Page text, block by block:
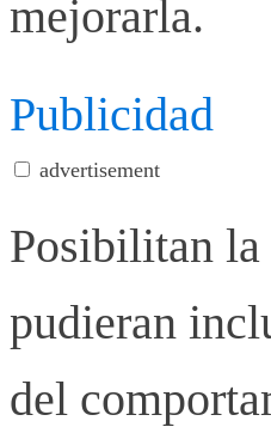
mejorarla.
Publicidad
advertisement
Posibilitan la
pudieran
del